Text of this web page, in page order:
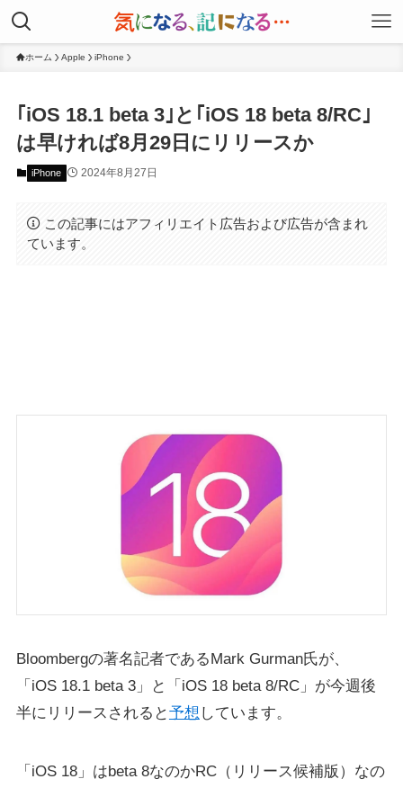
ホーム Apple iPhone
｢iOS 18.1 beta 3｣と｢iOS 18 beta 8/RC｣
は早ければ8月29日にリリースか
iPhone 2024年8月27日
この記事にはアフィリエイト広告および広告が含まれ
ています。
Bloombergの著名記者であるMark Gurman氏が、
「iOS 18.1 beta 3」と「iOS 18 beta 8/RC」が今週後
半にリリースされると予想 しています。
「iOS 18」はbeta 8なのかRC（リリース候補版）なの